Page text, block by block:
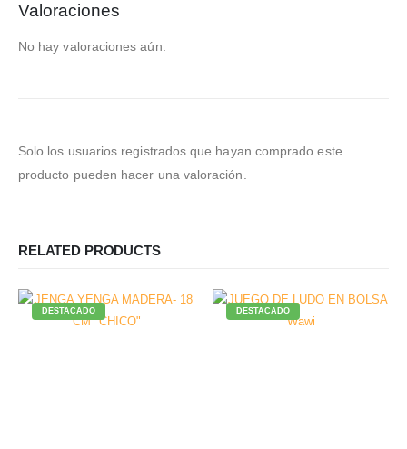
Valoraciones
No hay valoraciones aún.
Solo los usuarios registrados que hayan comprado este
producto pueden hacer una valoración.
RELATED PRODUCTS
DESTACADO DESTACADO